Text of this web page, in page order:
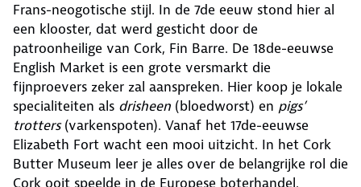
Frans-neogotische stijl. In de 7de eeuw stond hier al
een klooster, dat werd gesticht door de
patroonheilige van Cork, Fin Barre. De 18de-eeuwse
English Market is een grote versmarkt die
fijnproevers zeker zal aanspreken. Hier koop je lokale
specialiteiten als drisheen (bloedworst) en pigs’
trotters(varkenspoten). Vanaf het 17de-eeuwse
Elizabeth Fort wacht een mooi uitzicht. In het Cork
Butter Museum leer je alles over de belangrijke rol die
Cork ooit speelde in de Europese boterhandel.